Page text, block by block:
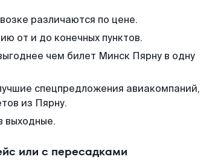
различаются по цене.
от и до конечных пунктов.
чем билет Минск Пярну в одну
спецпредложения авиакомпаний,
из Пярну.
выходные.
или с пересадками